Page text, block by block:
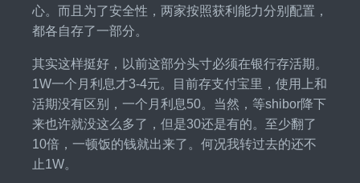
心。而且为了安全性，两家按照获利能力分别配置，
都各自存了一部分。
其实这样挺好，以前这部分头寸必须在银行存活期。
1W一个月利息才3-4元。目前存支付宝里，使用上和
活期没有区别，一个月利息50。当然，等shibor降下
来也许就没这么多了，但是30还是有的。至少翻了
10倍，一顿饭的钱就出来了。何况我转过去的还不
止1W。